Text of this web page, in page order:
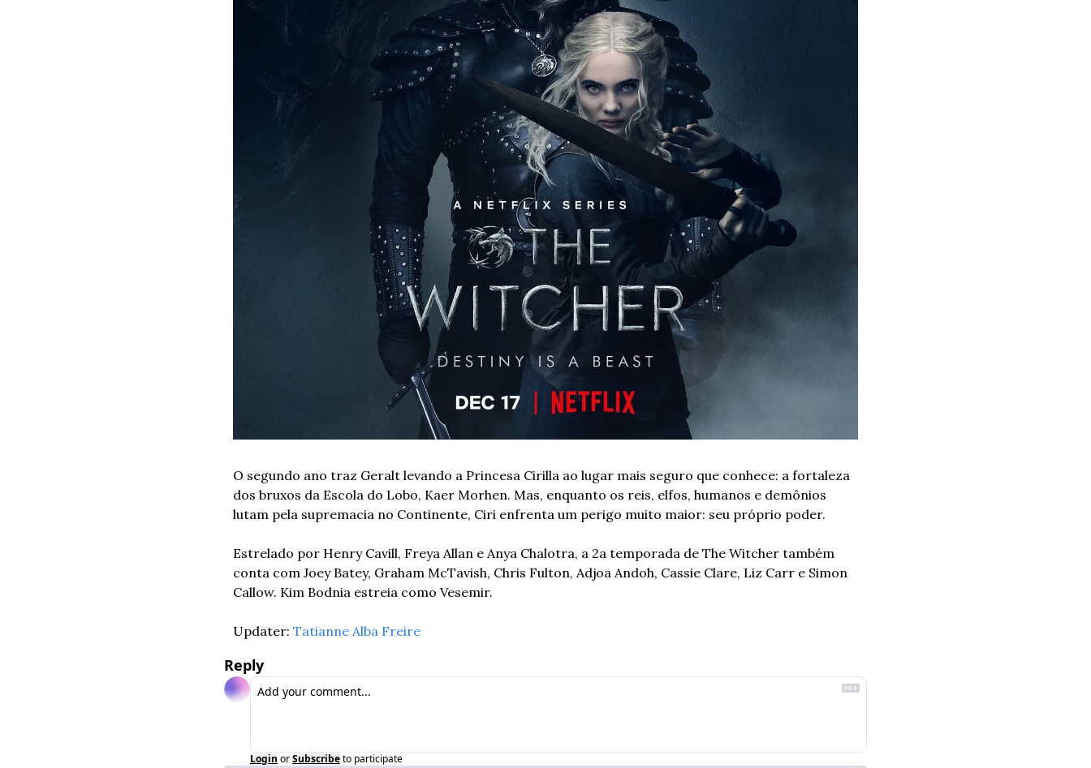
O segundo ano traz Geralt levando a Princesa Cirilla ao lugar mais seguro que conhece: a fortaleza
dos bruxos da Escola do Lobo, Kaer Morhen. Mas, enquanto os reis, elfos, humanos e demônios
lutam pela supremacia no Continente, Ciri enfrenta um perigo muito maior: seu próprio poder.
Estrelado por Henry Cavill, Freya Allan e Anya Chalotra, a 2a temporada de The Witcher também
conta com Joey Batey, Graham McTavish, Chris Fulton, Adjoa Andoh, Cassie Clare, Liz Carr e Simon
Callow. Kim Bodnia estreia como Vesemir.
Updater: Tatianne Alba Freire
Reply
Login orSubscribeto participate